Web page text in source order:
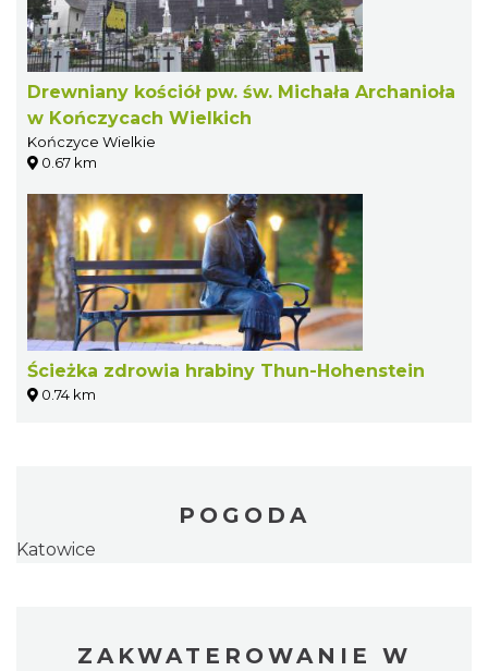
Drewniany kościół pw. św. Michała Archanioła
w Kończycach Wielkich
Kończyce Wielkie
0.67 km
Ścieżka zdrowia hrabiny Thun-Hohenstein
0.74 km
POGODA
Katowice
ZAKWATEROWANIE W